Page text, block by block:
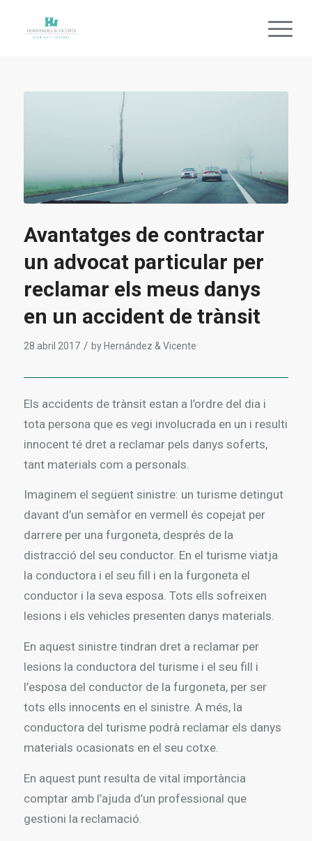
Avantatges de contractar
un advocat particular per
reclamar els meus danys
en un accident de trànsit
28 abril 2017 / by Hernández & Vicente
Els accidents de trànsit estan a l’ordre del dia i
tota persona que es vegi involucrada en un i resulti
innocent té dret a reclamar pels danys soferts,
tant materials com a personals.
Imaginem el següent sinistre: un turisme detingut
davant d’un semàfor en vermell és copejat per
darrere per una furgoneta, després de la
distracció del seu conductor. En el turisme viatja
la conductora i el seu fill i en la furgoneta el
conductor i la seva esposa. Tots ells sofreixen
lesions i els vehicles presenten danys materials.
En aquest sinistre tindran dret a reclamar per
lesions la conductora del turisme i el seu fill i
l’esposa del conductor de la furgoneta, per ser
tots ells innocents en el sinistre. A més, la
conductora del turisme podrà reclamar els danys
materials ocasionats en el seu cotxe.
En aquest punt resulta de vital importància
comptar amb l’ajuda d’un professional que
gestioni la reclamació.